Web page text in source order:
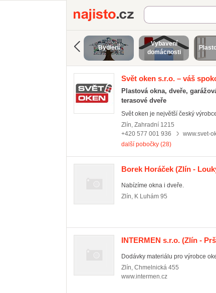
Najisto.cz
Bydlení
Vybavení
domácnosti
Svět oken s.r.o. – váš
Plastová okna, dveře,
terasové dveře
Svět oken je největší český
Zlín, Zahradní 1215
+420 577 001 936
www.svet-
další pobočky (28)
Borek Horáček (Zlín -
Nabízíme okna i dveře.
Zlín, K Luhám 95
INTERMEN s.r.o. (Zlín -
Dodávky materiálu pro výrobce
Zlín, Chmelnická 455
www.intermen.cz